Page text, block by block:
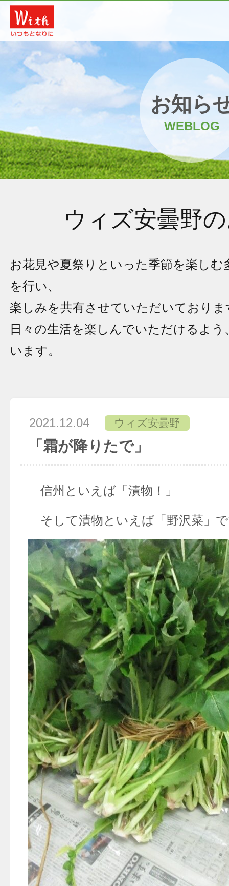
お知ら
WEBLOG
ウィズ安曇野
お花見や夏祭りといった季節を楽し
を行い、
楽しみを共有させていただいておりま
日々の生活を楽しんでいただけるよ
います。
2021.12.04 ウィズ安曇野
「霜が降りたで」
信州といえば「漬物！」
そして漬物といえば「野沢菜」